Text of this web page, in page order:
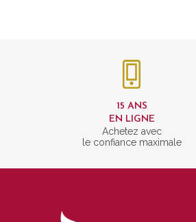
15 ANS
EN LIGNE
Achetez avec
le confiance maximale